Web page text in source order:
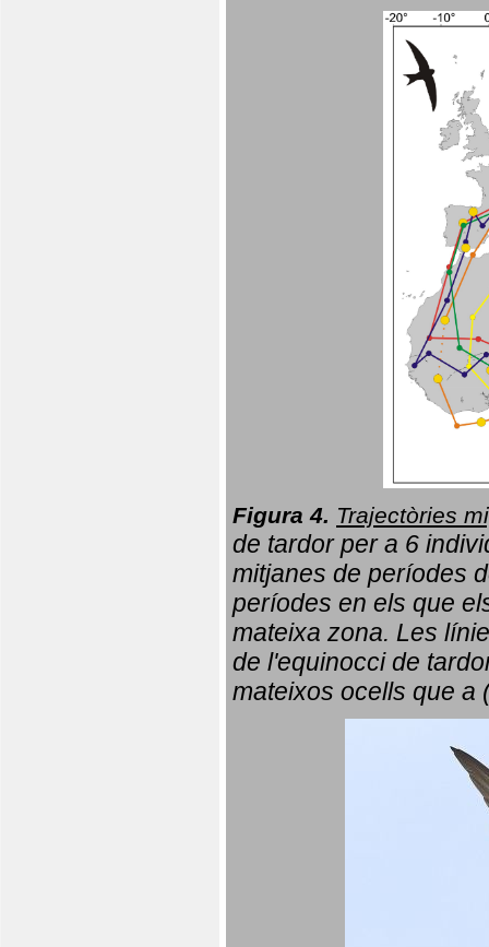
Figura 4. Trajectòries
de tardor per a 6
mitjanes de períodes
períodes en els que
mateixa zona. Les
de l'equinocci de
mateixos ocells que a